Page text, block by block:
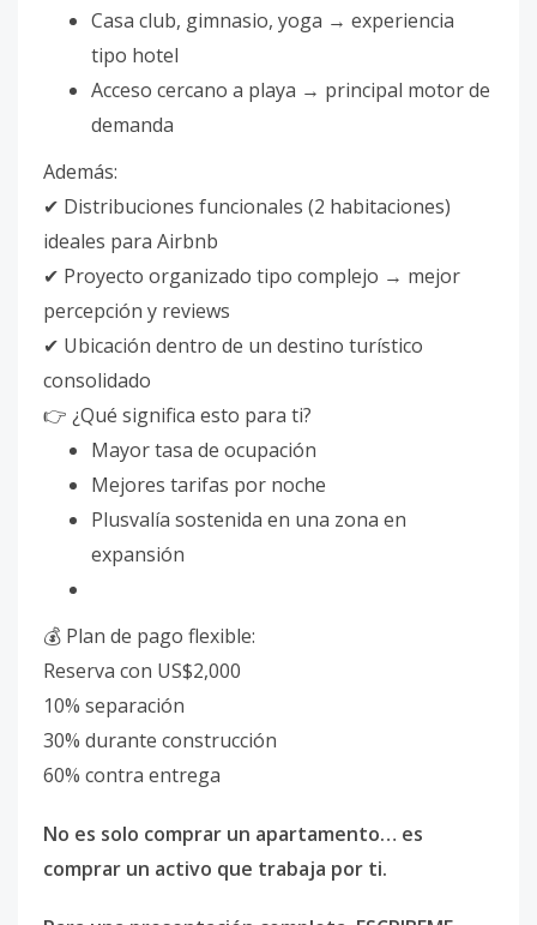
Casa club, gimnasio, yoga → experiencia
tipo hotel
Acceso cercano a playa → principal motor de
demanda
Además:
✔ Distribuciones funcionales (2 habitaciones)
ideales para Airbnb
✔ Proyecto organizado tipo complejo → mejor
percepción y reviews
✔ Ubicación dentro de un destino turístico
consolidado
👉 ¿Qué significa esto para ti?
Mayor tasa de ocupación
Mejores tarifas por noche
Plusvalía sostenida en una zona en
expansión
💰 Plan de pago flexible:
Reserva con US$2,000
10% separación
30% durante construcción
60% contra entrega
No es solo comprar un apartamento… es
comprar un activo que trabaja por ti.